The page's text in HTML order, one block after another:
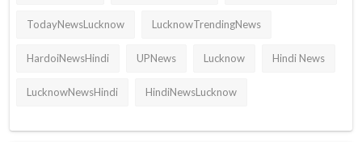
TodayNewsLucknow LucknowTrendingNews
HardoiNewsHindi UPNews Lucknow Hindi News
LucknowNewsHindi HindiNewsLucknow